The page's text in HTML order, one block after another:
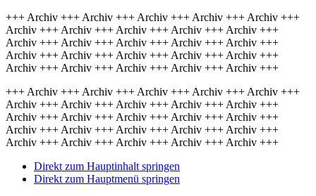
+++ Archiv +++ Archiv +++ Archiv +++ Archiv +++ Archiv +++
Archiv +++ Archiv +++ Archiv +++ Archiv +++ Archiv +++
Archiv +++ Archiv +++ Archiv +++ Archiv +++ Archiv +++
Archiv +++ Archiv +++ Archiv +++ Archiv +++ Archiv +++
Archiv +++ Archiv +++ Archiv +++ Archiv +++ Archiv +++
+++ Archiv +++ Archiv +++ Archiv +++ Archiv +++ Archiv +++
Archiv +++ Archiv +++ Archiv +++ Archiv +++ Archiv +++
Archiv +++ Archiv +++ Archiv +++ Archiv +++ Archiv +++
Archiv +++ Archiv +++ Archiv +++ Archiv +++ Archiv +++
Archiv +++ Archiv +++ Archiv +++ Archiv +++ Archiv +++
Direkt zum Hauptinhalt springen
Direkt zum Hauptmenü springen